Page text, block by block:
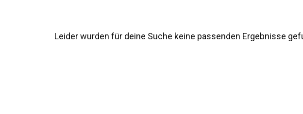
Leider wurden für deine Suche keine passenden Ergebnisse